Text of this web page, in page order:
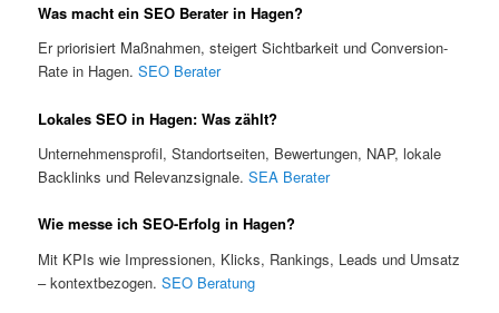
Was macht ein SEO Berater in Hagen?
Er priorisiert Maßnahmen, steigert Sichtbarkeit und Conversion-
Rate in Hagen.SEO Berater
Lokales SEO in Hagen: Was zählt?
Unternehmensprofil, Standortseiten, Bewertungen, NAP, lokale
Backlinks und Relevanzsignale.SEA Berater
Wie messe ich SEO-Erfolg in Hagen?
Mit KPIs wie Impressionen, Klicks, Rankings, Leads und Umsatz
– kontextbezogen.SEO Beratung